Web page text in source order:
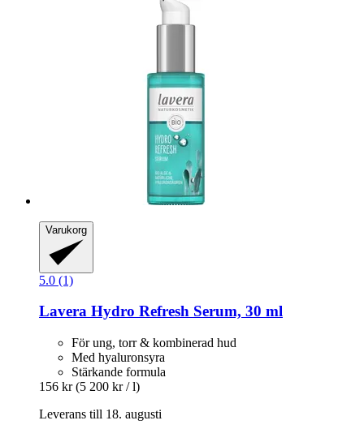
Varukorg
5.0 (1)
Lavera Hydro Refresh Serum, 30 ml
För ung, torr & kombinerad hud
Med hyaluronsyra
Stärkande formula
156 kr (5 200 kr / l)
Leverans till 18. augusti